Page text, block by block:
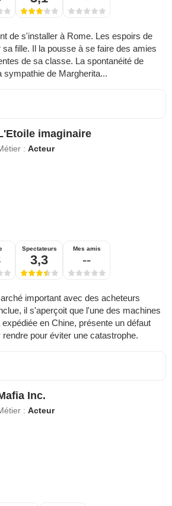
de s'installer à Rome. Les espoirs de
fille. Il la pousse à se faire des amies
de sa classe. La spontanéité de
sympathie de Margherita...
imaginaire
:Acteur
Spectateurs
3,3
Mes amis
--
important avec des acheteurs
il s'aperçoit que l'une des machines
en Chine, présente un défaut
pour éviter une catastrophe.
Inc.
:Acteur